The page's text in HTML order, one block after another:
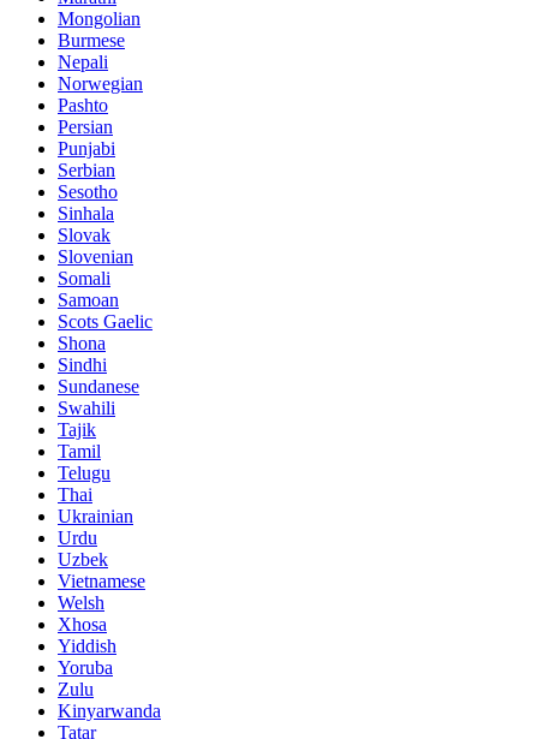
Mongolian
Burmese
Nepali
Norwegian
Pashto
Persian
Punjabi
Serbian
Sesotho
Sinhala
Slovak
Slovenian
Somali
Samoan
Scots Gaelic
Shona
Sindhi
Sundanese
Swahili
Tajik
Tamil
Telugu
Thai
Ukrainian
Urdu
Uzbek
Vietnamese
Welsh
Xhosa
Yiddish
Yoruba
Zulu
Kinyarwanda
Tatar